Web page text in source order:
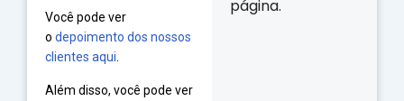
Você pode ver
o depoimento dos nossos
clientes aqui.
Além disso, você pode ver
página.